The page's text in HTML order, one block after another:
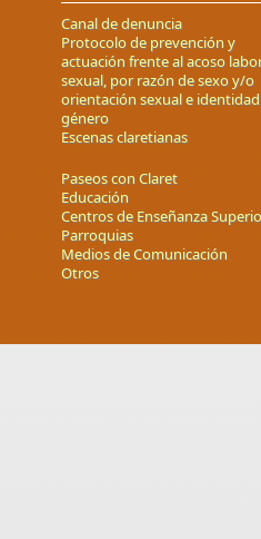
Canal de denuncia
Protocolo de prevención y
actuación frente al acoso
sexual, por razón de sexo y/o
orientación sexual e
género
Escenas claretianas
Paseos con Claret
Educación
Centros de Enseñanza
Parroquias
Medios de Comunicación
Otros